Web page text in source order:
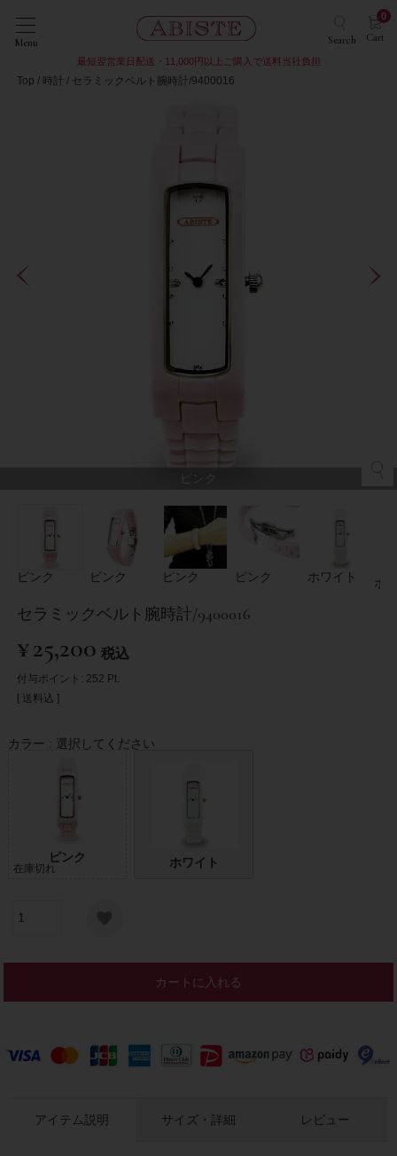
Menu Search Cart
0
最短翌営業日配送・11,000円以上ご購入で送料当社負担
Top 時計 セラミックベルト腕時計/9400016
ピンク
ピンク ピンク ピンク ピンク ホワイト ホ
セラミックベルト腕時計/9400016
¥25,200 税込
付与ポイント: 252 Pt.
送料込
カラー 選択してください
ピンク
在庫切れ ホワイト
カートに入れる
アイテム説明 サイズ・詳細 レビュー